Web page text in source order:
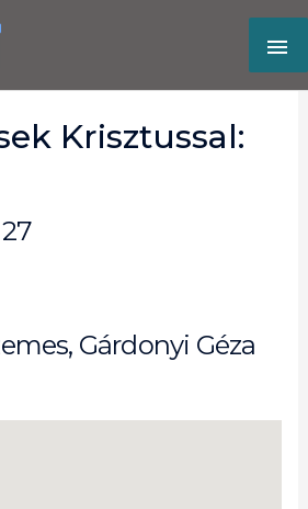
Krisztussal:
Gárdonyi Géza